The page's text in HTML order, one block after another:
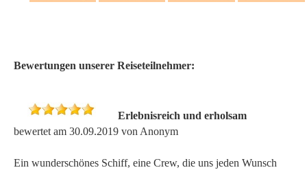
Bewertungen unserer Reiseteilnehmer:
Erlebnisreich und erholsam
bewertet am 30.09.2019 von Anonym
Ein wunderschönes Schiff, eine Crew, die uns jeden Wunsch